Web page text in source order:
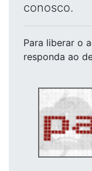
conosco.
Para liberar o
responda ao